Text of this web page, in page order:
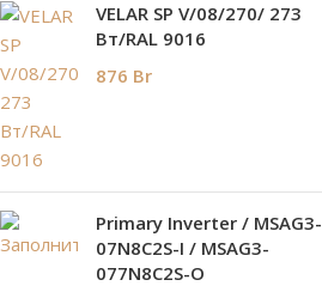
VELAR SP V/08/270/ 273
Bт/RAL 9016
876 Br
Primary Inverter / MSAG3-
07N8C2S-I / MSAG3-
077N8C2S-O